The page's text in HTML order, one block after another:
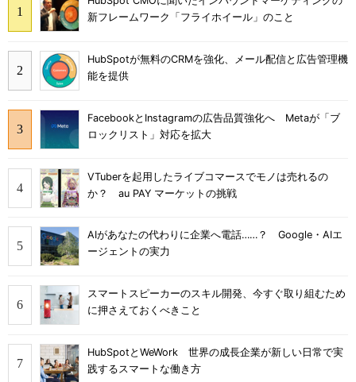
新フレームワーク「フライホイール」のこと
HubSpotが無料のCRMを強化、メール配信と広告管理機
能を提供
FacebookとInstagramの広告品質強化へ Metaが「ブ
ロックリスト」対応を拡大
VTuberを起用したライブコマースでモノは売れるの
か？ au PAY マーケットの挑戦
AIがあなたの代わりに企業へ電話……？ Google・AIエ
ージェントの実力
スマートスピーカーのスキル開発、今すぐ取り組むため
に押さえておくべきこと
HubSpotとWeWork 世界の成長企業が新しい日常で実
践するスマートな働き方